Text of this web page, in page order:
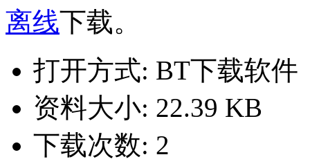
离线下载。
打开方式: BT下载软件
资料大小: 22.39 KB
下载次数: 2